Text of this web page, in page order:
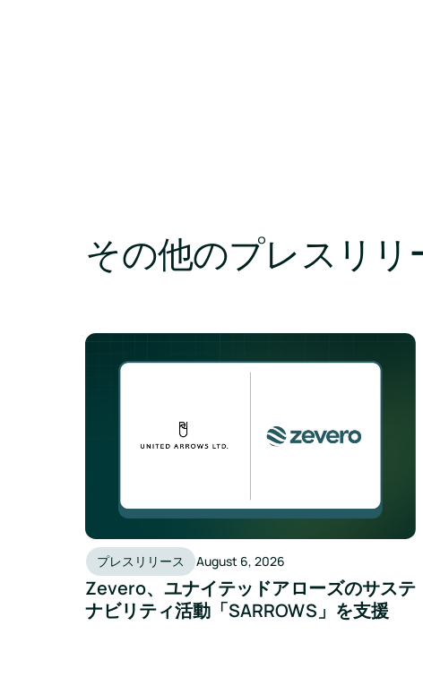
その他のプレスリリ
プレスリリース August 6, 2026
Zevero、ユナイテッドアローズのサステ
ナビリティ活動「SARROWS」を支援